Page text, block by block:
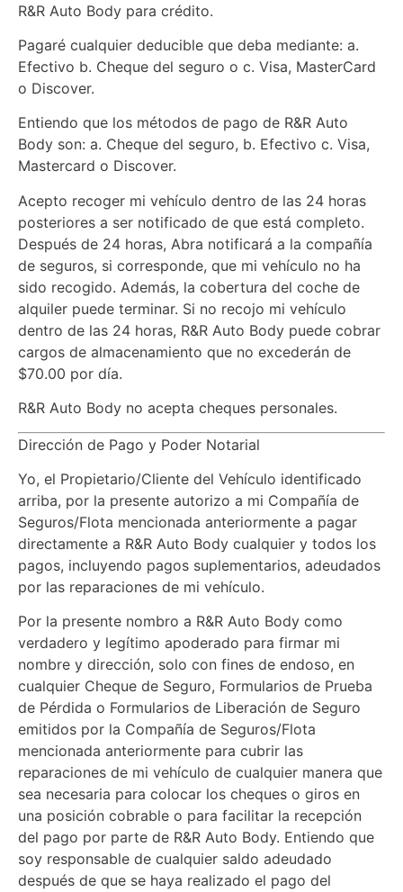
R&R Auto Body para crédito.
Pagaré cualquier deducible que deba mediante: a.
Efectivo b. Cheque del seguro o c. Visa, MasterCard
o Discover.
Entiendo que los métodos de pago de R&R Auto
Body son: a. Cheque del seguro, b. Efectivo c. Visa,
Mastercard o Discover.
Acepto recoger mi vehículo dentro de las 24 horas
posteriores a ser notificado de que está completo.
Después de 24 horas, Abra notificará a la compañía
de seguros, si corresponde, que mi vehículo no ha
sido recogido. Además, la cobertura del coche de
alquiler puede terminar. Si no recojo mi vehículo
dentro de las 24 horas, R&R Auto Body puede cobrar
cargos de almacenamiento que no excederán de
$70.00 por día.
R&R Auto Body no acepta cheques personales.
Dirección de Pago y Poder Notarial
Yo, el Propietario/Cliente del Vehículo identificado
arriba, por la presente autorizo a mi Compañía de
Seguros/Flota mencionada anteriormente a pagar
directamente a R&R Auto Body cualquier y todos los
pagos, incluyendo pagos suplementarios, adeudados
por las reparaciones de mi vehículo.
Por la presente nombro a R&R Auto Body como
verdadero y legítimo apoderado para firmar mi
nombre y dirección, solo con fines de endoso, en
cualquier Cheque de Seguro, Formularios de Prueba
de Pérdida o Formularios de Liberación de Seguro
emitidos por la Compañía de Seguros/Flota
mencionada anteriormente para cubrir las
reparaciones de mi vehículo de cualquier manera que
sea necesaria para colocar los cheques o giros en
una posición cobrable o para facilitar la recepción
del pago por parte de R&R Auto Body. Entiendo que
soy responsable de cualquier saldo adeudado
después de que se haya realizado el pago del